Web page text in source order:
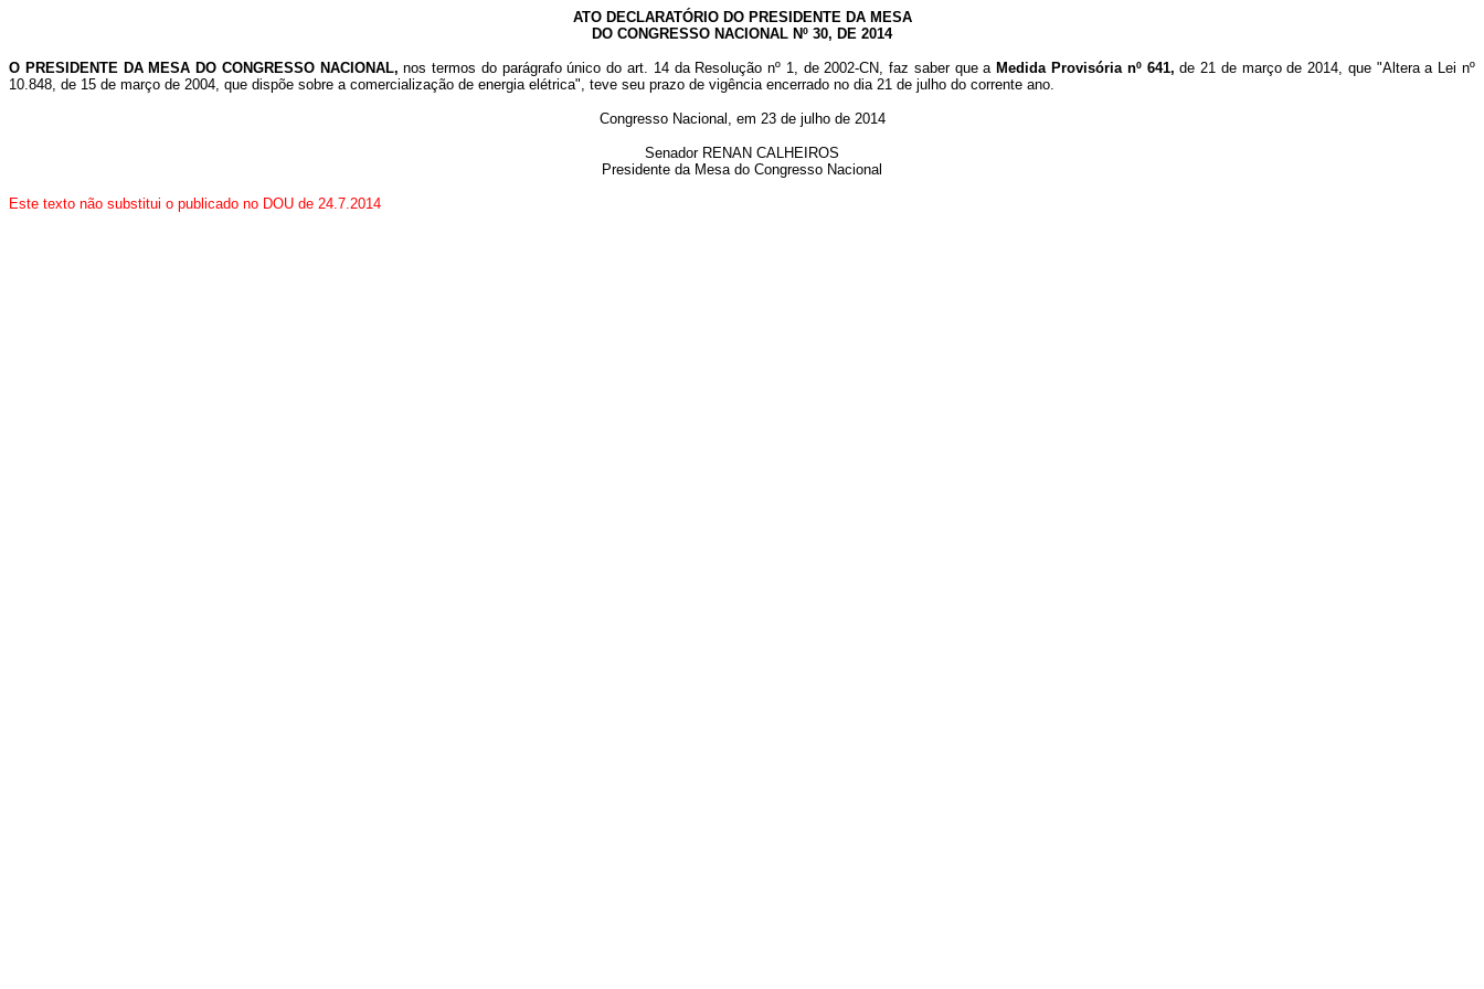
ATO DECLARATÓRIO DO PRESIDENTE DA MESA
DO CONGRESSO NACIONAL Nº 30, DE 2014
O PRESIDENTE DA MESA DO CONGRESSO NACIONAL,nos termos do parágrafo único do art. 14 da Resolução nº 1, de 2002-CN, faz saber que a Medida Provisória nº 641,de 21 de março de 2014, que "Altera a Lei nº
10.848, de 15 de março de 2004, que dispõe sobre a comercialização de energia elétrica", teve seu prazo de vigência encerrado no dia 21 de julho do corrente ano.
Congresso Nacional, em 23 de julho de 2014
Senador RENAN CALHEIROS
Presidente da Mesa do Congresso Nacional
Este texto não substitui o publicado no DOU de 24.7.2014